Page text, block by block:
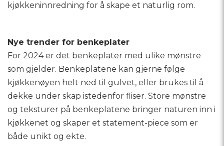
kjøkkeninnredning for å skape et naturlig rom.
Nye trender for benkeplater
For 2024 er det benkeplater med ulike mønstre
som gjelder. Benkeplatene kan gjerne følge
kjøkkenøyen helt ned til gulvet, eller brukes til å
dekke under skap istedenfor fliser. Store mønstre
og teksturer på benkeplatene bringer naturen inn i
kjøkkenet og skaper et statement-piece som er
både unikt og ekte.